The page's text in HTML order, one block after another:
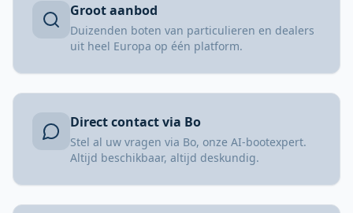
Groot aanbod
Duizenden boten van particulieren en dealers
uit heel Europa op één platform.
Direct contact via Bo
Stel al uw vragen via Bo, onze AI-bootexpert.
Altijd beschikbaar, altijd deskundig.